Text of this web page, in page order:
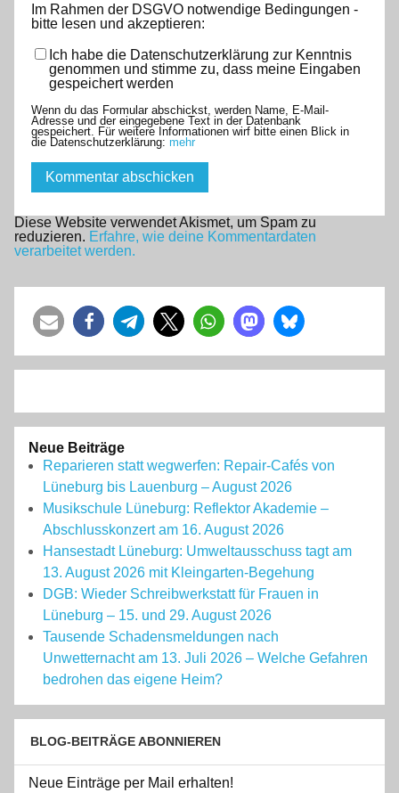
Im Rahmen der DSGVO notwendige Bedingungen -
bitte lesen und akzeptieren:
Ich habe die Datenschutzerklärung zur Kenntnis
genommen und stimme zu, dass meine Eingaben
gespeichert werden
Wenn du das Formular abschickst, werden Name, E-Mail-
Adresse und der eingegebene Text in der Datenbank
gespeichert. Für weitere Informationen wirf bitte einen Blick in
die Datenschutzerklärung:mehr
Diese Website verwendet Akismet, um Spam zu
reduzieren. Erfahre, wie deine Kommentardaten
verarbeitet werden.
Neue Beiträge
Reparieren statt wegwerfen: Repair-Cafés von
Lüneburg bis Lauenburg – August 2026
Musikschule Lüneburg: Reflektor Akademie –
Abschlusskonzert am 16. August 2026
Hansestadt Lüneburg: Umweltausschuss tagt am
13. August 2026 mit Kleingarten-Begehung
DGB: Wieder Schreibwerkstatt für Frauen in
Lüneburg – 15. und 29. August 2026
Tausende Schadensmeldungen nach
Unwetternacht am 13. Juli 2026 – Welche Gefahren
bedrohen das eigene Heim?
BLOG-BEITRÄGE ABONNIEREN
Neue Einträge per Mail erhalten!